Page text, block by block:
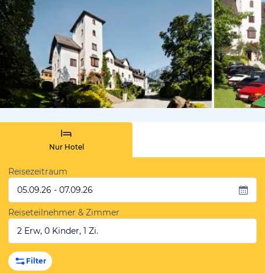
vom
Nur Hotel
Reisezeitraum
05.09.26 - 07.09.26
Reiseteilnehmer & Zimmer
2 Erw, 0 Kinder, 1 Zi.
Filter